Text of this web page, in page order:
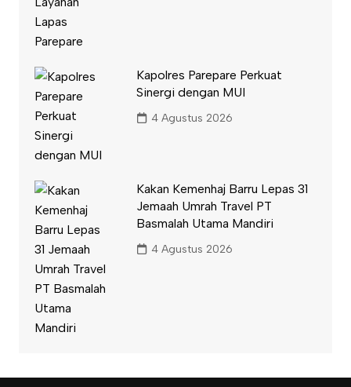
Kapolres Parepare Perkuat
Sinergi dengan MUI
4 Agustus 2026
Kakan Kemenhaj Barru Lepas 31
Jemaah Umrah Travel PT
Basmalah Utama Mandiri
4 Agustus 2026